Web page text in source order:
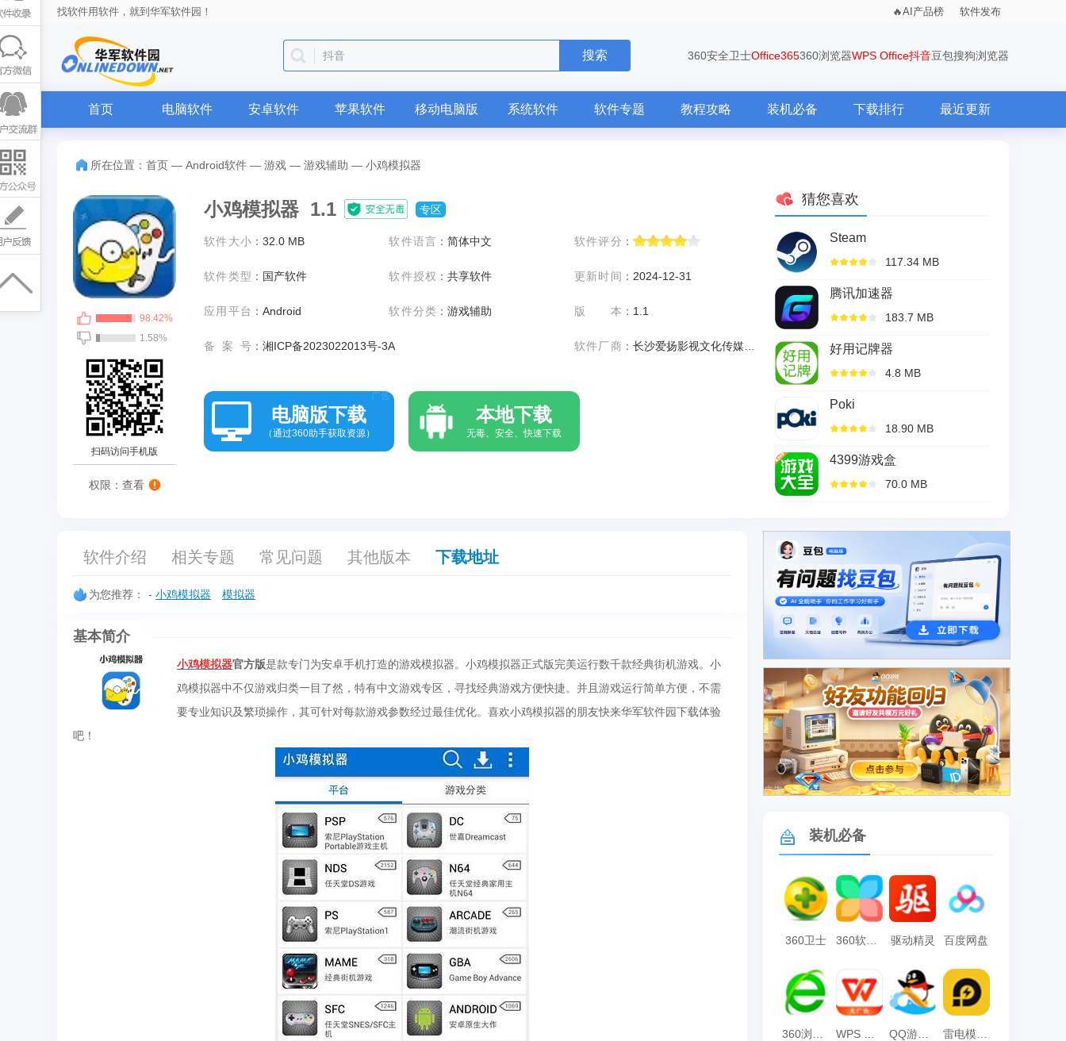
找软件用软件，就到华军软件园！ AI产品榜 软件发布
WPS Office 搜索 360安全卫士Office365360浏览器WPS Office抖音豆包搜狗浏览器
首页 电脑软件 安卓软件 苹果软件 移动电脑版 系统软件 软件专题 教程攻略 装机必备 下载排行 最近更新
所在位置： 首页 — Android软件 — 游戏 — 游戏辅助 — 小鸡模拟器
98.42%
1.58%
扫码访问手机版
权限：查看
小鸡模拟器 1.1 专区
软件大小 ： 32.0 MB 软件语言 ：简体中文 软件评分 ：
软件类型 ： 国产软件 软件授权 ：共享软件 更新时间 ： 2024-12-31
应用平台 ： Android 软件分类 ：游戏辅助 版本 ： 1.1
备案号 ： 湘ICP备2023022013号-3A 软件厂商 ： 长沙爱扬影视文化传媒有限公司
电脑版下载
（通过360助手获取资源）
广告
本地下载
无毒、安全、快速下载
猜您喜欢
Steam
117.34 MB
腾讯加速器
183.7 MB
好用记牌器
4.8 MB
Poki
18.90 MB
4399游戏盒
70.0 MB
软件介绍 相关专题 常见问题 其他版本 下载地址
为您推荐： - 小鸡模拟器 模拟器
基本简介
小鸡模拟器官方版是款专门为安卓手机打造的游戏模拟器。小鸡模拟器正式版完美运行数千款经典街机游戏。小
鸡模拟器中不仅游戏归类一目了然，特有中文游戏专区，寻找经典游戏方便快捷。并且游戏运行简单方便，不需
要专业知识及繁琐操作，其可针对每款游戏参数经过最佳优化。喜欢小鸡模拟器的朋友快来华军软件园下载体验
吧！
广告
广告
装机必备
360卫士 360软件管家 驱动精灵 百度网盘
雷电模拟器